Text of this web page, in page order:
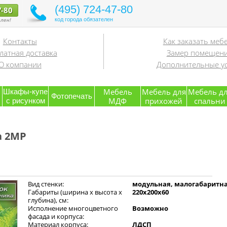
80 (495) 724-47-80
код города обязателен
Контакты
доставка
компании
Как заказать
Замер
Дополнительные
Шкафы-купе
с рисунком
Фотопечать
Мебель
МДФ
Мебель для
прихожей
Мебель
спальни
2МР
Вид стенки:
модульная,
Габариты (ширина х высота х
глубина), см:
220x200x60
Исполнение многоцветного
фасада и корпуса:
Возможно
Материал корпуса:
ЛДСП